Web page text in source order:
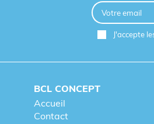
J'accepte
BCL CONCEPT
Accueil
Contact